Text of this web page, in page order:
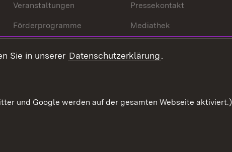
Veranstaltungen
Förderprogramme
Pressekontakt
Mediathek
Sie in unserer Datenschutzerklärung.
und Google werden auf der gesamten Webseite aktiviert.)